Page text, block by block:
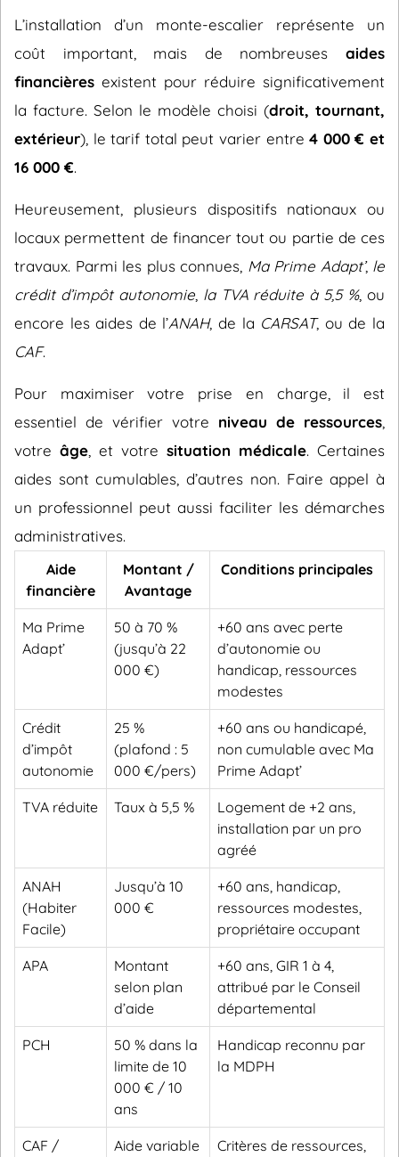
L’installation d’un monte-escalier représente un
coût important, mais de nombreuses aides
financières existent pour réduire significativement
la facture. Selon le modèle choisi (droit, tournant,
extérieur), le tarif total peut varier entre4 000 € et
16 000 €.
Heureusement, plusieurs dispositifs nationaux ou
locaux permettent de financer tout ou partie de ces
travaux. Parmi les plus connues, Ma Prime Adapt’, le
crédit d’impôt autonomie, la TVA réduite à 5,5 %, ou
encore les aides de l’ANAH, de la CARSAT, ou de la
CAF.
Pour maximiser votre prise en charge, il est
essentiel de vérifier votre niveau de ressources
votre âge , et votre situation médicale. Certaines
aides sont cumulables, d’autres non. Faire appel à
un professionnel peut aussi faciliter les démarches
administratives.
Aide
financière
Montant /
Avantage
Conditions principales
Ma Prime
Adapt’
50 à 70 %
(jusqu’à 22
000 €)
+60 ans avec perte
d’autonomie ou
handicap, ressources
modestes
Crédit
d’impôt
autonomie
25 %
(plafond : 5
000 €/pers)
+60 ans ou handicapé,
non cumulable avec Ma
Prime Adapt’
TVA réduite Taux à 5,5 %
Logement de +2 ans,
installation par un pro
agréé
ANAH
(Habiter
Facile)
Jusqu’à 10
000 €
+60 ans, handicap,
ressources modestes,
propriétaire occupant
APA
Montant
selon plan
d’aide
+60 ans, GIR 1 à 4,
attribué par le Conseil
départemental
PCH
50 % dans la
limite de 10
000 € / 10
ans
Handicap reconnu par
la MDPH
CAF /
Aide variable
Critères de ressources,